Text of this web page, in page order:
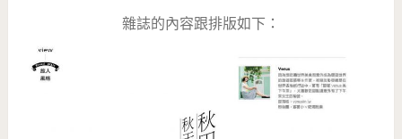
雜誌的內容跟排版如下：